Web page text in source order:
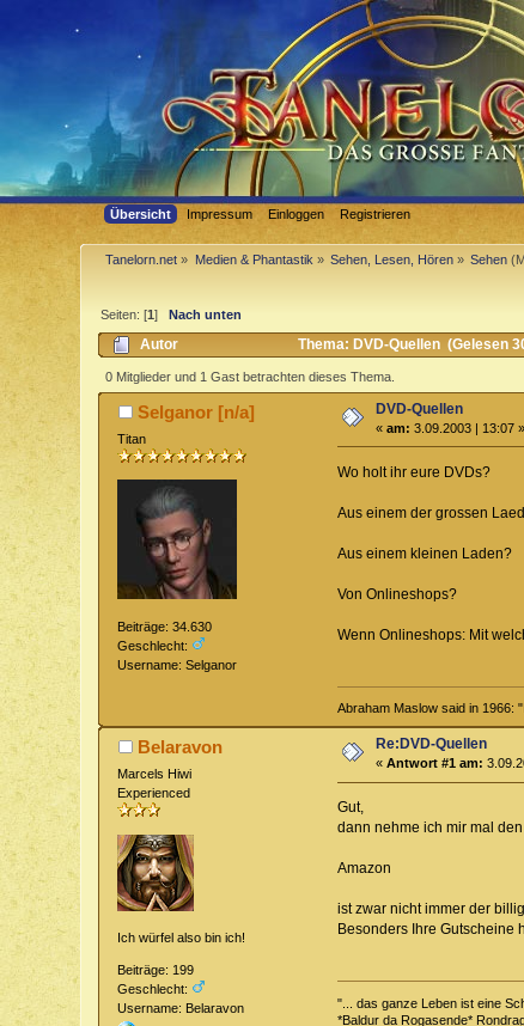
Übersicht Impressum Einloggen Registrieren
Tanelorn.net » Medien & Phantastik » Sehen, Lesen, Hören » Sehen
Seiten: [1]Nach unten
Autor Thema: DVD-Quellen (Gelesen
0 Mitglieder und 1 Gast betrachten dieses Thema.
Selganor [n/a]
Titan
Beiträge: 34.630
Geschlecht:
Username: Selganor
DVD-Quellen
«am: 3.09.2003 | 13:07 »
Wo holt ihr eure DVDs?
Aus einem der grossen
Aus einem kleinen Laden?
Von Onlineshops?
Wenn Onlineshops: Mit
Abraham Maslow said in 1966:
Belaravon
Marcels Hiwi
Experienced
Ich würfel also bin ich!
Beiträge: 199
Geschlecht:
Username: Belaravon
Re:DVD-Quellen
«Antwort #1 am:
Gut,
dann nehme ich mir mal
Amazon
ist zwar nicht immer der
Besonders Ihre Gutscheine
"... das ganze Leben ist eine
*Baldur da Rogasende*